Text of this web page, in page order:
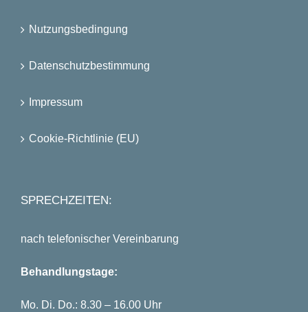
Nutzungsbedingung
Datenschutzbestimmung
Impressum
Cookie-Richtlinie (EU)
SPRECHZEITEN:
nach telefonischer Vereinbarung
Behandlungstage:
Mo. Di. Do.: 8.30 – 16.00 Uhr